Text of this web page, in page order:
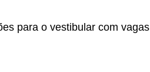
para o vestibular com